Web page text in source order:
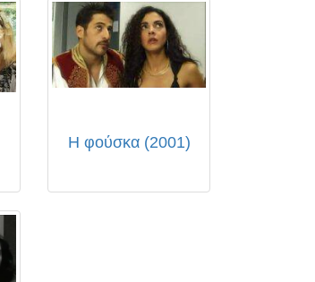
Η φούσκα (2001)